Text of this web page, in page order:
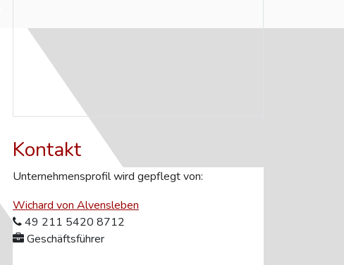
Kontakt
Unternehmensprofil wird gepflegt von:
Wichard von Alvensleben
49 211 5420 8712
Geschäftsführer